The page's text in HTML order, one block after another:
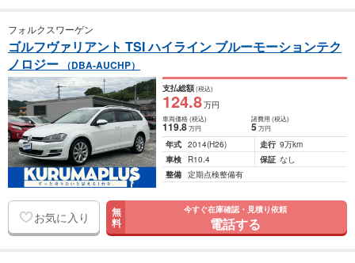
フォルクスワーゲン
ゴルフヴァリアント TSI ハイライン ブルーモーションテク
ノロジー
（DBA-AUCHP）
支払総額(税込)
124.8万円
車両価格(税込)
119.8万円
諸費用 (税込)
5 万円
年式 2014(H26) 走行 9万km
車検
R10.4 保証 なし
整備 定期点検整備有
お気に入り 無
料
今すぐ在庫確認・見積り依頼
電話する